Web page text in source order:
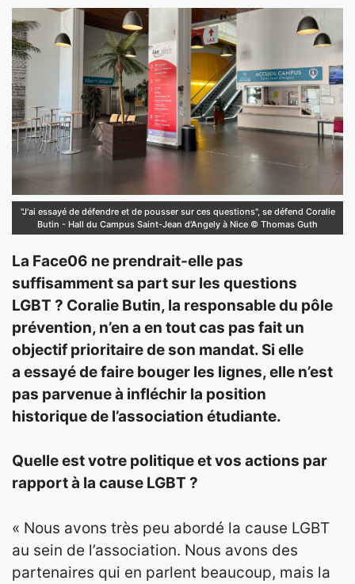
"J'ai essayé de défendre et de pousser sur ces questions", se défend Coralie
Butin - Hall du Campus Saint-Jean d'Angely à Nice © Thomas Guth
La Face06 ne prendrait-elle pas
suffisamment sa part sur les questions
LGBT ? Coralie Butin, la responsable du pôle
prévention, n’en a en tout cas pas fait un
objectif prioritaire de son mandat. Si elle
a essayé de faire bouger les lignes, elle n’est
pas parvenue à infléchir la position
historique de l’association étudiante.
Quelle est votre politique et vos actions par
rapport à la cause LGBT ?
« Nous avons très peu abordé la cause LGBT
au sein de l’association. Nous avons des
partenaires qui en parlent beaucoup, mais la